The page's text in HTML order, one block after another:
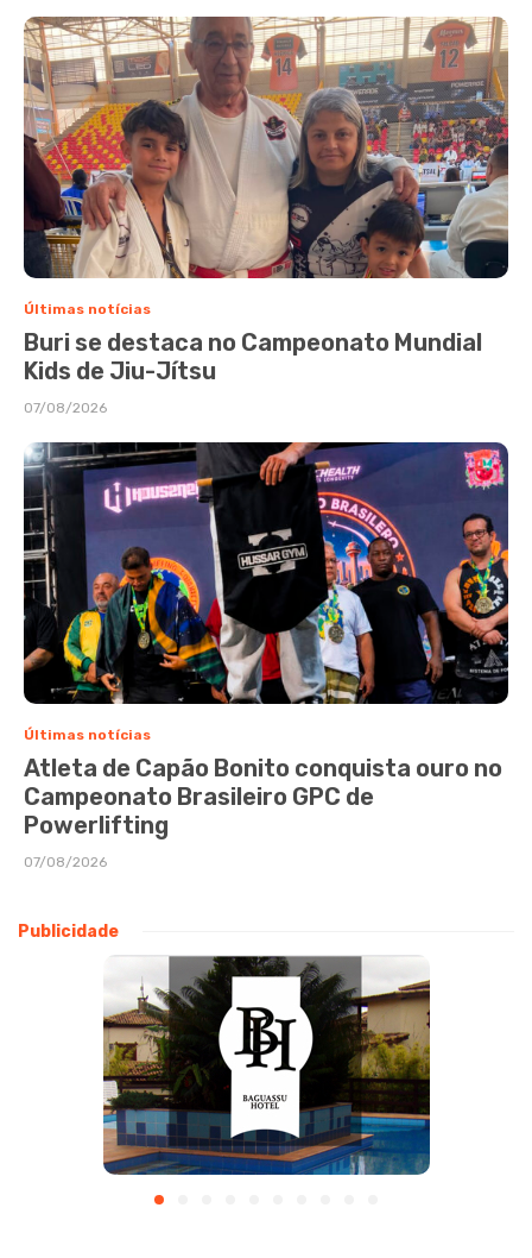
Últimas notícias
Buri se destaca no Campeonato Mundial
Kids de Jiu-Jítsu
07/08/2026
Últimas notícias
Atleta de Capão Bonito conquista ouro no
Campeonato Brasileiro GPC de
Powerlifting
07/08/2026
Publicidade